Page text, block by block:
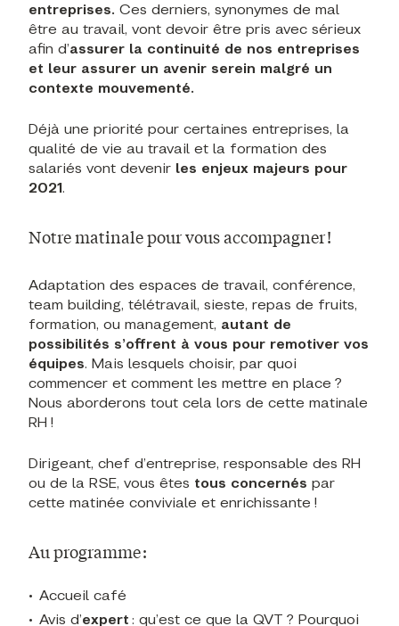
entreprises. Ces derniers, synonymes de mal
être au travail, vont devoir être pris avec sérieux
afin d’assurer la continuité de nos entreprises
et leur assurer un avenir serein malgré un
contexte mouvementé.
Déjà une priorité pour certaines entreprises, la
qualité de vie au travail et la formation des
salariés vont devenir les enjeux majeurs pour
2021.
Notre matinale pour vous accompagner !
Adaptation des espaces de travail, conférence,
team building, télétravail, sieste, repas de fruits,
formation, ou management, autant de
possibilités s’offrent à vous pour remotiver vos
équipes. Mais lesquels choisir, par quoi
commencer et comment les mettre en place ?
Nous aborderons tout cela lors de cette matinale
RH !
Dirigeant, chef d’entreprise, responsable des RH
ou de la RSE, vous êtes tous concernés par
cette matinée conviviale et enrichissante !
Au programme :
Accueil café
Avis d’expert : qu’est ce que la QVT ? Pourquoi